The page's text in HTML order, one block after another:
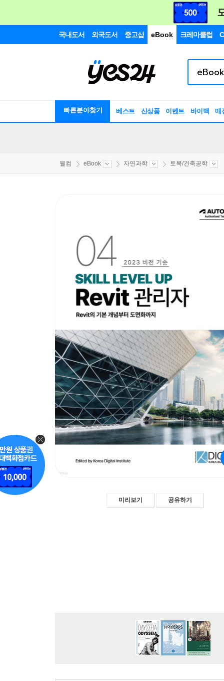
국내도서 외국도서 중고샵 eBook 크레마클럽
빠른분야찾기 베스트 신상품 이벤트 바이백 매
웰컴 eBook 자연과학 토목/건축공학
미리보기 공유하기